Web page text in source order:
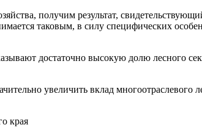
получим результат,
таковым, в силу специфических
достаточно высокую долю лесного
увеличить вклад многоотраслевого
края